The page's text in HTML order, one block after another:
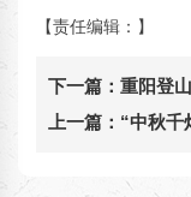
【责任编辑： 】
下一篇： 重阳登
上一篇： “中秋千